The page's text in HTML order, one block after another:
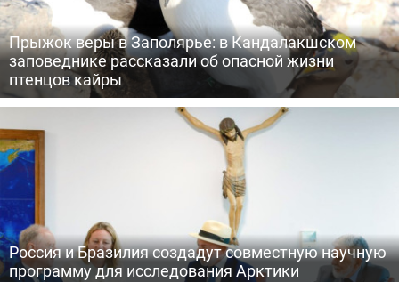
Прыжок веры в Заполярье: в Кандалакшском
заповеднике рассказали об опасной жизни
птенцов кайры
Россия и Бразилия создадут совместную научную
программу для исследования Арктики